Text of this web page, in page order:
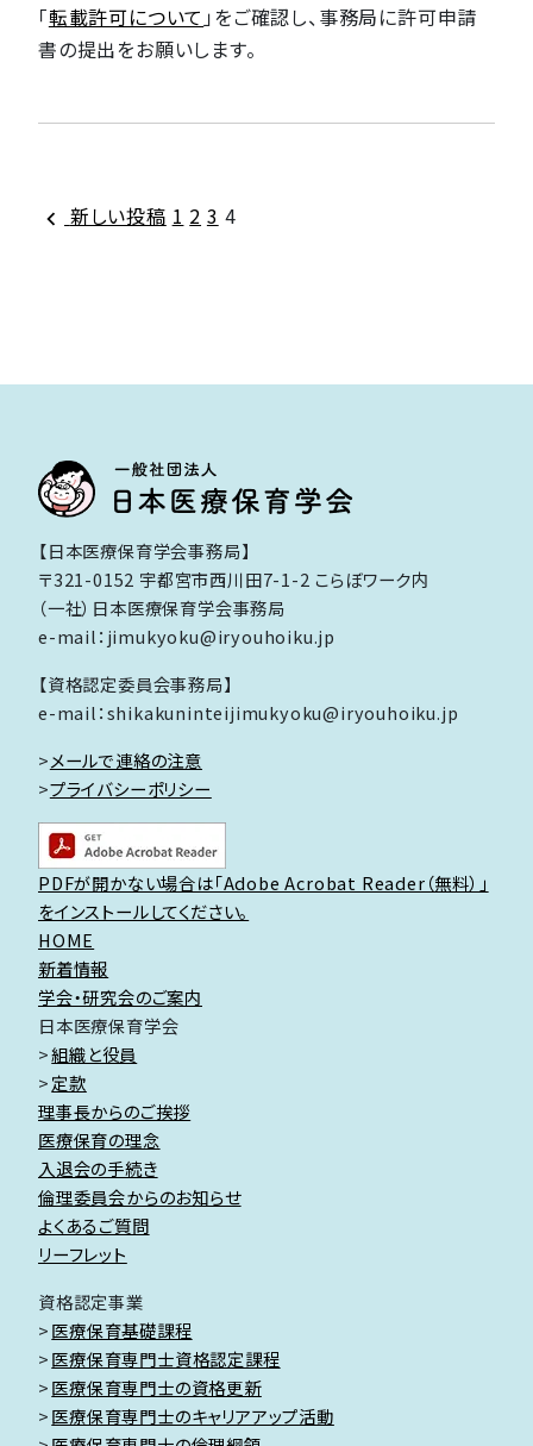
「転載許可について」をご確認し、事務局に許可申請
書の提出をお願いします。
投 新しい投稿 1 2 3 4
【日本医療保育学会事務局】
〒321-0152 宇都宮市西川田7-1-2 こらぼワーク内
（一社）日本医療保育学会事務局
e-mail：jimukyoku@iryouhoiku.jp
【資格認定委員会事務局】
e-mail：shikakuninteijimukyoku@iryouhoiku.jp
>メールで連絡の注意
>プライバシーポリシー
PDFが開かない場合は「Adobe Acrobat Reader（無料）」
をインストールしてください。
HOME
新着情報
学会・研究会のご案内
日本医療保育学会
組織と役員
定款
理事長からのご挨拶
医療保育の理念
入退会の手続き
倫理委員会からのお知らせ
よくあるご質問
リーフレット
資格認定事業
医療保育基礎課程
医療保育専門士資格認定課程
医療保育専門士の資格更新
医療保育専門士のキャリアアップ活動